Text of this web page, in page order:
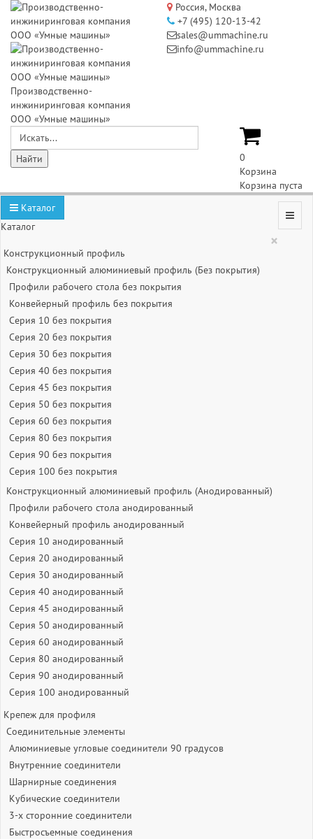
Производственно-
инжиниринговая компания
ООО «Умные машины»
Россия, Москва
+7 (495) 120-13-42
sales@ummachine.ru
info@ummachine.ru
0
Корзина
Корзина пуста
Каталог
Каталог
×
Конструкционный профиль
Конструкционный алюминиевый профиль (Без покрытия)
Профили рабочего стола без покрытия
Конвейерный профиль без покрытия
Серия 10 без покрытия
Серия 20 без покрытия
Серия 30 без покрытия
Серия 40 без покрытия
Серия 45 без покрытия
Серия 50 без покрытия
Серия 60 без покрытия
Серия 80 без покрытия
Серия 90 без покрытия
Серия 100 без покрытия
Конструкционный алюминиевый профиль (Анодированный)
Профили рабочего стола анодированный
Конвейерный профиль анодированный
Серия 10 анодированный
Серия 20 анодированный
Серия 30 анодированный
Серия 40 анодированный
Серия 45 анодированный
Серия 50 анодированный
Серия 60 анодированный
Серия 80 анодированный
Серия 90 анодированный
Серия 100 анодированный
Крепеж для профиля
Соединительные элементы
Алюминиевые угловые соединители 90 градусов
Внутренние соединители
Шарнирные соединения
Кубические соединители
3-х сторонние соединители
Быстросъемные соединения